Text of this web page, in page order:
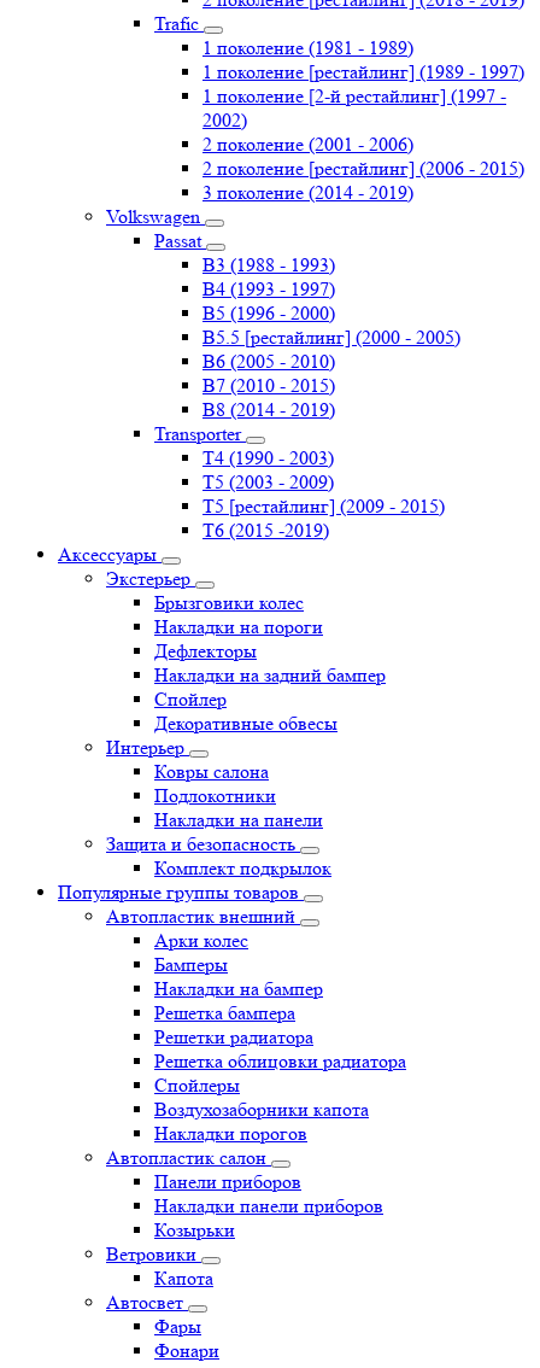
Trafic
1 поколение (1981 - 1989)
1 поколение [рестайлинг] (1989 - 1997)
1 поколение [2-й рестайлинг] (1997 -
2002)
2 поколение (2001 - 2006)
2 поколение [рестайлинг] (2006 - 2015)
3 поколение (2014 - 2019)
Volkswagen
Passat
B3 (1988 - 1993)
B4 (1993 - 1997)
B5 (1996 - 2000)
B5.5 [рестайлинг] (2000 - 2005)
B6 (2005 - 2010)
B7 (2010 - 2015)
B8 (2014 - 2019)
Transporter
Т4 (1990 - 2003)
Т5 (2003 - 2009)
Т5 [рестайлинг] (2009 - 2015)
Т6 (2015 -2019)
Аксессуары
Экстерьер
Брызговики колес
Накладки на пороги
Дефлекторы
Накладки на задний бампер
Спойлер
Декоративные обвесы
Интерьер
Ковры салона
Подлокотники
Накладки на панели
Защита и безопасность
Комплект подкрылок
Популярные группы товаров
Автопластик внешний
Арки колес
Бамперы
Накладки на бампер
Решетка бампера
Решетки радиатора
Решетка облицовки радиатора
Спойлеры
Воздухозаборники капота
Накладки порогов
Автопластик салон
Панели приборов
Накладки панели приборов
Козырьки
Ветровики
Капота
Автосвет
Фары
Фонари